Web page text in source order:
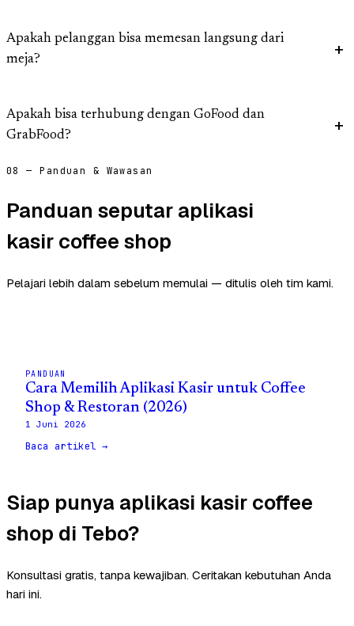
Apakah pelanggan bisa memesan langsung dari
meja?
Apakah bisa terhubung dengan GoFood dan
GrabFood?
08 — Panduan & Wawasan
Panduan seputar aplikasi
kasir coffee shop
Pelajari lebih dalam sebelum memulai — ditulis oleh tim kami.
PANDUAN
Cara Memilih Aplikasi Kasir untuk Coffee
Shop & Restoran (2026)
1 Juni 2026
Baca artikel →
Siap punya aplikasi kasir coffee
shop di Tebo?
Konsultasi gratis, tanpa kewajiban. Ceritakan kebutuhan Anda
hari ini.